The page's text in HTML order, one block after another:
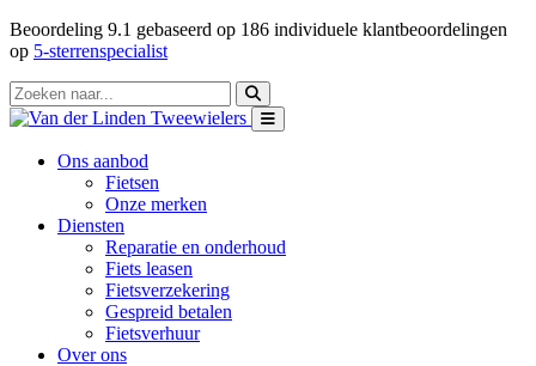
Beoordeling 9.1 gebaseerd op 186 individuele klantbeoordelingen
op 5-sterrenspecialist
Ons aanbod
Fietsen
Onze merken
Diensten
Reparatie en onderhoud
Fiets leasen
Fietsverzekering
Gespreid betalen
Fietsverhuur
Over ons